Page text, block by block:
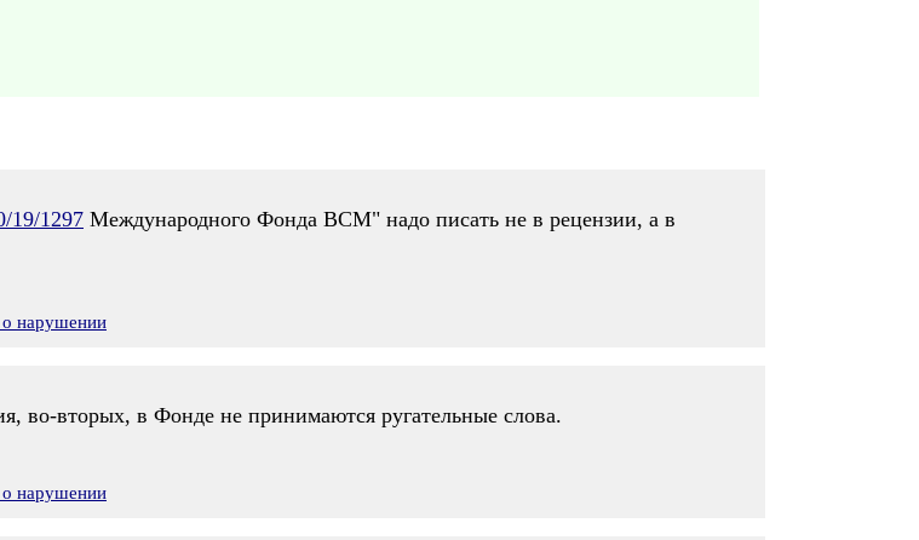
19/1297 Международного Фонда ВСМ" надо писать не в рецензии, а в
о нарушении
во-вторых, в Фонде не принимаются ругательные слова.
о нарушении